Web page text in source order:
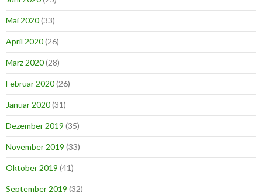
Mai 2020(33)
April 2020(26)
März 2020(28)
Februar 2020(26)
Januar 2020(31)
Dezember 2019 (35)
November 2019 (33)
Oktober 2019 (41)
September 2019 (32)